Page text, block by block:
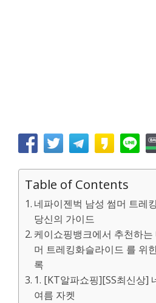
Table of Contents
네파이젠벅 남성 썸머 트레
당신의 가이드
케이쇼핑뱅크에서 추천하
머 트레킹화슬라이드 를 위
록
1. [KT알파쇼핑][SS최신상]
여름 자켓